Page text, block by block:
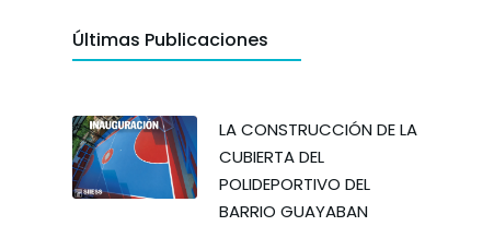
Últimas Publicaciones
LA CONSTRUCCIÓN DE LA
CUBIERTA DEL
POLIDEPORTIVO DEL
BARRIO GUAYABAN